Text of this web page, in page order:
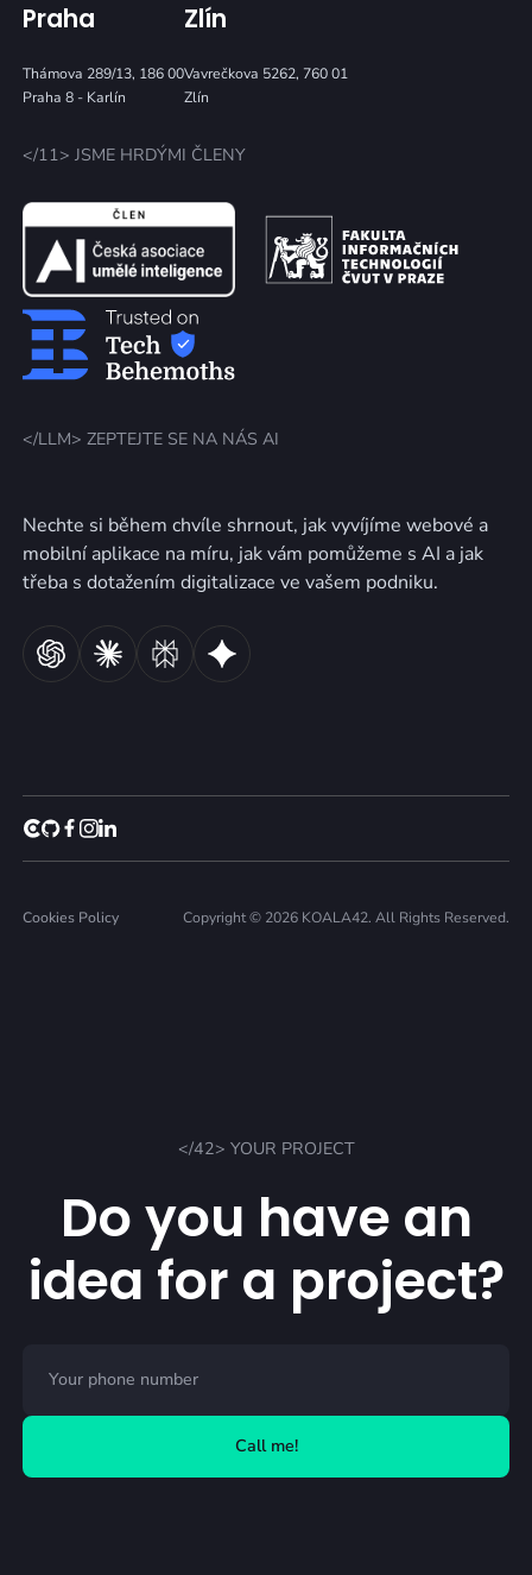
Praha
Thámova 289/13, 186 00
Praha 8 - Karlín
Zlín
Vavrečkova 5262, 760 01
Zlín
</11> JSME HRDÝMI ČLENY
</LLM> ZEPTEJTE SE NA NÁS AI
Nechte si během chvíle shrnout, jak vyvíjíme webové a
mobilní aplikace na míru, jak vám pomůžeme s AI a jak
třeba s dotažením digitalizace ve vašem podniku.
Cookies Policy Copyright © 2026 KOALA42. All Rights Reserved.
</42> YOUR PROJECT
Do you have an
idea for a project?